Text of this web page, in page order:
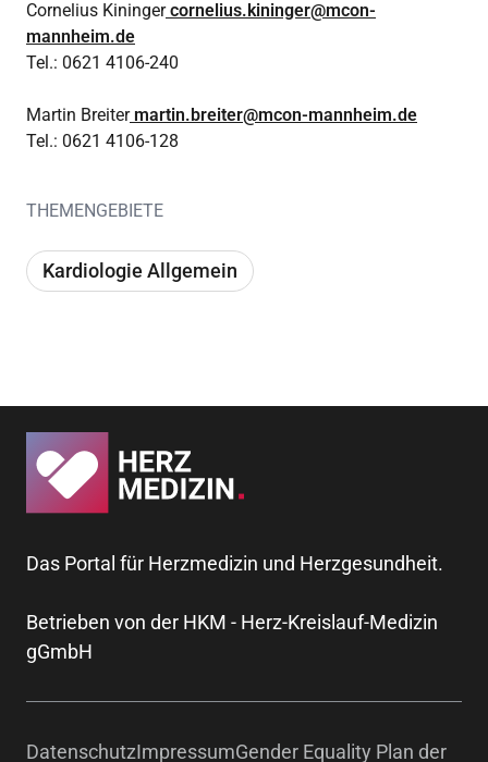
Cornelius Kiningercornelius.kininger@mcon-
mannheim.de
Tel.: 0621 4106-240
Martin Breitermartin.breiter@mcon-mannheim.de
Tel.: 0621 4106-128
THEMENGEBIETE
Kardiologie Allgemein
Das Portal für Herzmedizin und Herzgesundheit.
Betrieben von der HKM - Herz-Kreislauf-Medizin
gGmbH
DatenschutzImpressumGender Equality Plan der